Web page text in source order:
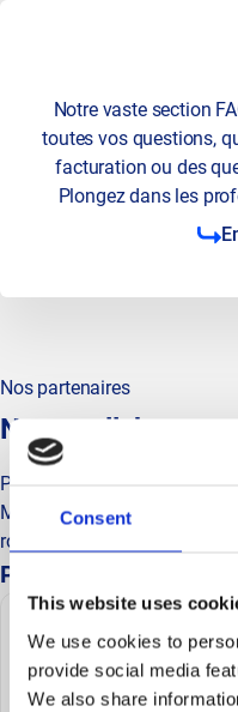
Consent
This website uses
We use cookies to
provide social media
We also share
Notre vaste section
toutes vos questions,
facturation ou des
Plongez dans les
Nos partenaires
Nous collaborons
Pour construire un business
Mobiflow établit des
route en toute sérénité avec
Partenaires matériels